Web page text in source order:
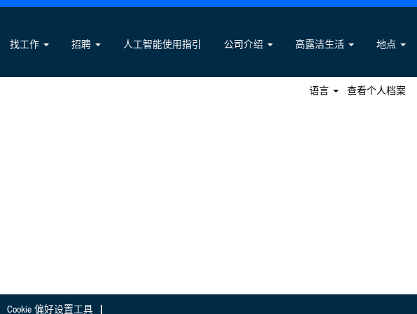
找工作 招聘 人工智能使用指引 公司介绍 高露洁生活 地点
语言 查看个人档案
Cookie 偏好设置工具